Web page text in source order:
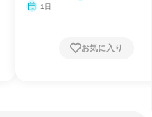
1日
お気に入り